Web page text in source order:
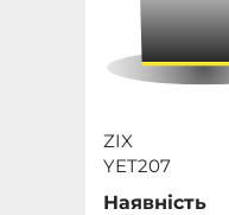
ZIX
YET207
Наявність